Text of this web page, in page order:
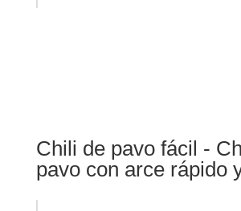
Chili de pavo fácil -
pavo con arce rápido